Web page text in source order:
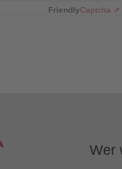
FriendlyCaptcha ⇗
Wer